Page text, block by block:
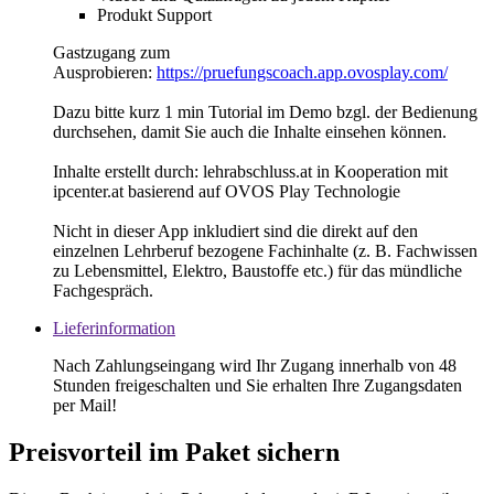
Produkt Support
Gastzugang zum
Ausprobieren: https://pruefungscoach.app.ovosplay.com/
Dazu bitte kurz 1 min Tutorial im Demo bzgl. der Bedienung
durchsehen, damit Sie auch die Inhalte einsehen können.
Inhalte erstellt durch: lehrabschluss.at in Kooperation mit
ipcenter.at basierend auf OVOS Play Technologie
Nicht in dieser App inkludiert sind die direkt auf den
einzelnen Lehrberuf bezogene Fachinhalte (z. B. Fachwissen
zu Lebensmittel, Elektro, Baustoffe etc.) für das mündliche
Fachgespräch.
Lieferinformation
Nach Zahlungseingang wird Ihr Zugang innerhalb von 48
Stunden freigeschalten und Sie erhalten Ihre Zugangsdaten
per Mail!
Preisvorteil im Paket sichern